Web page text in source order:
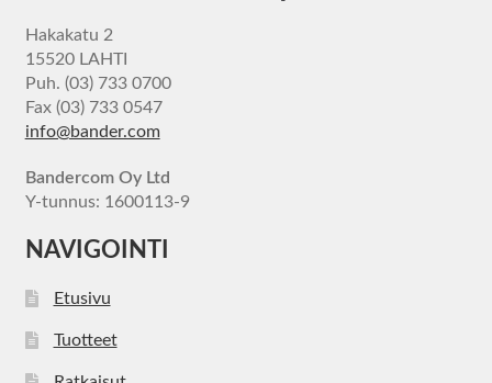
Hakakatu 2
15520 LAHTI
Puh. (03) 733 0700
Fax (03) 733 0547
info@bander.com
Bandercom Oy Ltd
Y-tunnus: 1600113-9
NAVIGOINTI
Etusivu
Tuotteet